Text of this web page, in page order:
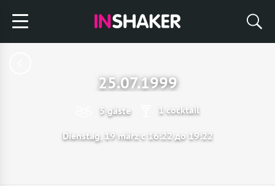
25.07.1999
5 gäste 1 cocktail
Dienstag, 19 märz с 16:22 до 19:22